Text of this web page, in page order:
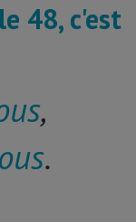
48, c'est
,
.